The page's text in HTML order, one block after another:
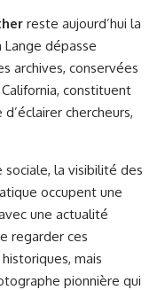
reste aujourd’hui la
dépasse
archives, conservées
constituent
chercheurs,
sociale, la visibilité des
occupent une
une actualité
regarder ces
mais
pionnière qui